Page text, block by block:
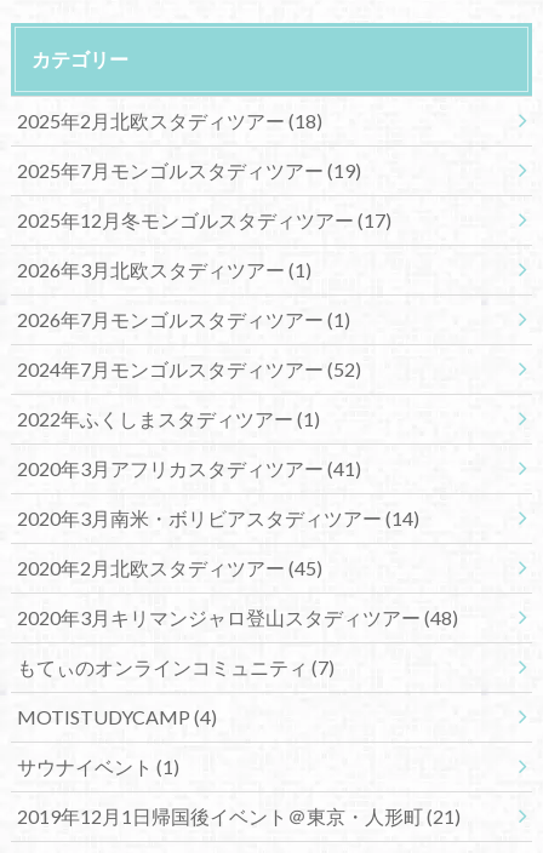
カテゴリー
2025年2月北欧スタディツアー (18)
2025年7月モンゴルスタディツアー (19)
2025年12月冬モンゴルスタディツアー (17)
2026年3月北欧スタディツアー (1)
2026年7月モンゴルスタディツアー (1)
2024年7月モンゴルスタディツアー (52)
2022年ふくしまスタディツアー (1)
2020年3月アフリカスタディツアー (41)
2020年3月南米・ボリビアスタディツアー (14)
2020年2月北欧スタディツアー (45)
2020年3月キリマンジャロ登山スタディツアー (48)
もてぃのオンラインコミュニティ (7)
MOTISTUDYCAMP (4)
サウナイベント (1)
2019年12月1日帰国後イベント＠東京・人形町(21)